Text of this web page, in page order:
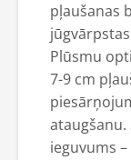
pļaušanas
Plūsmu
7-9 cm
ataugšanu.
ieguvums